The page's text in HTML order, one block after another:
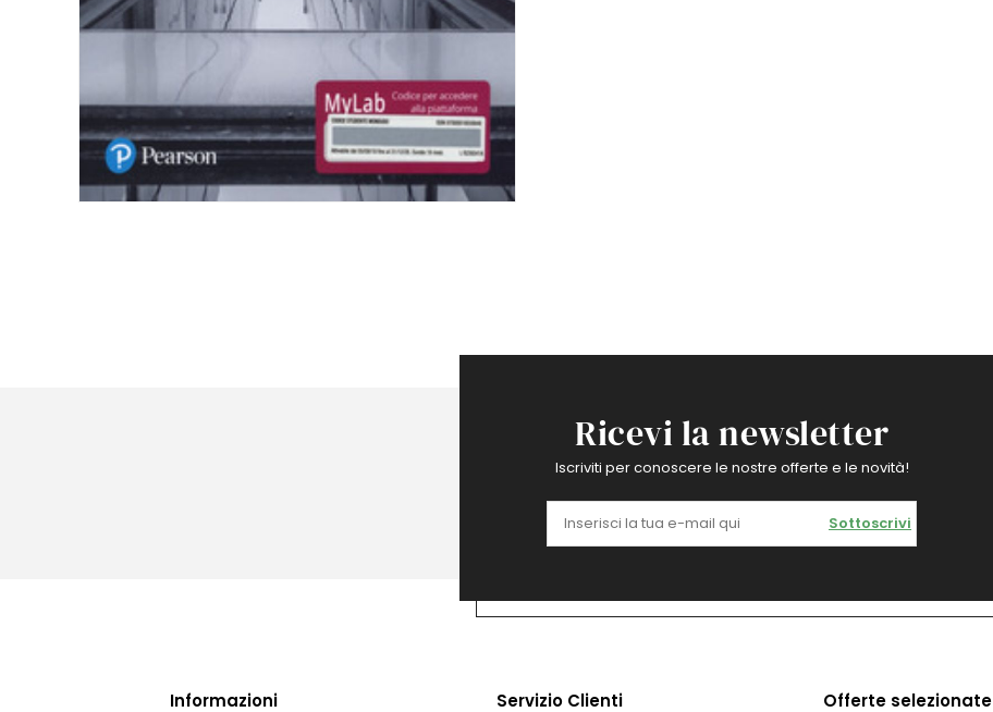
Ricevi la newsletter
Iscriviti per conoscere le nostre offerte e le novità!
Sottoscrivi
Informazioni Servizio Clienti Offerte selezionate